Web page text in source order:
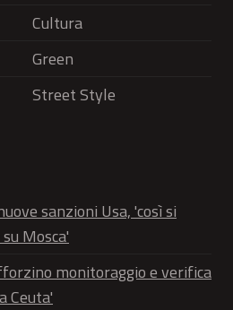
Cultura
Green
Street Style
sanzioni Usa, 'così si
Mosca'
monitoraggio e verifica
Ceuta'